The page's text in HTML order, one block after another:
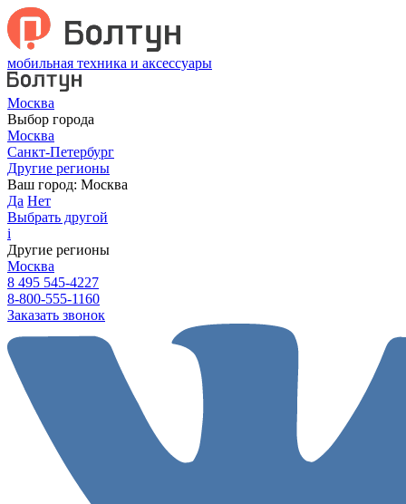
мобильная техника и аксессуары
Москва
Выбор города
Москва
Санкт-Петербург
Другие регионы
Ваш город: Москва
Да Нет
Выбрать другой
i
Другие регионы
Москва
8 495 545-4227
8-800-555-1160
Заказать звонок